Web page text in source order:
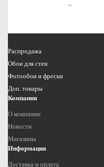
←
Распродажа
Обои для стен
Фотообои и фрески
Доп. товары
Компания
О компании
Новости
Магазины
Информация
Доставка и оплата